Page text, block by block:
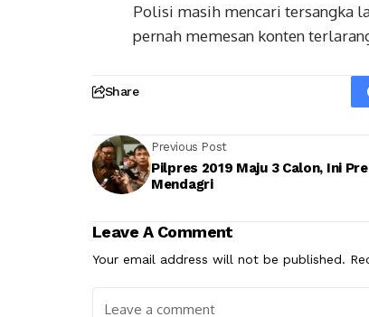
Polisi masih mencari tersangka
pernah memesan konten
Share
Previous Post
Pilpres 2019 Maju 3 Calon, Ini
Mendagri
Leave A Comment
Your email address will not be published.